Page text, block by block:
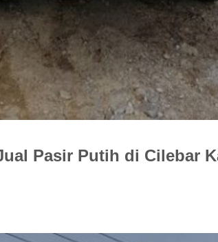
Pasir Putih di Cilebar